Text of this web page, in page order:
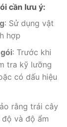
cần lưu ý:
: Sử dụng vật
hợp
: Trước khi
tra kỹ lưỡng
có dấu hiệu
rằng trái cây
và độ ẩm